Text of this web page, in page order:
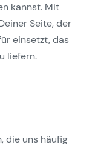
kannst. Mit
Seite, der
einsetzt, das
liefern.
die uns häufig